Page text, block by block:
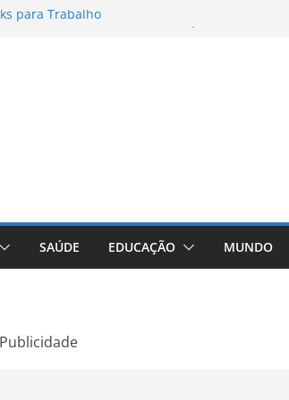
para Trabalho
de Fotos e Vídeos: A Chave para a
Comprehensive Review of the
Loss Pill
SAÚDE EDUCAÇÃO MUNDO
Publicidade